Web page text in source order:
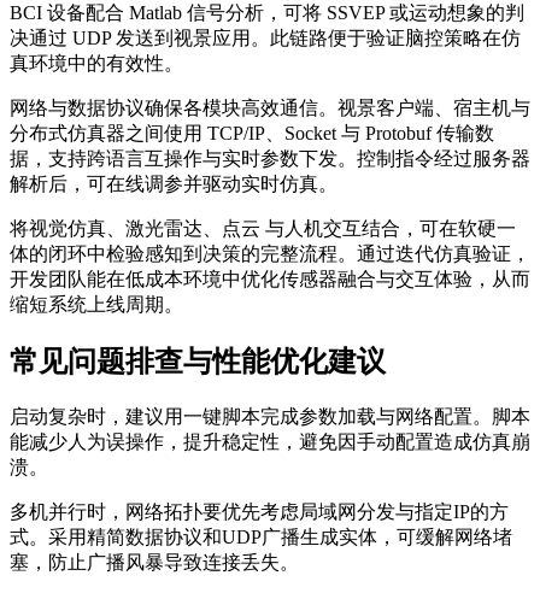
BCI 设备配合 Matlab 信号分析，可将 SSVEP 或运动想象的判
决通过 UDP 发送到视景应用。此链路便于验证脑控策略在仿
真环境中的有效性。
网络与数据协议确保各模块高效通信。视景客户端、宿主机与
分布式仿真器之间使用 TCP/IP、Socket 与 Protobuf 传输数
据，支持跨语言互操作与实时参数下发。控制指令经过服务器
解析后，可在线调参并驱动实时仿真。
将视觉仿真、激光雷达、点云 与人机交互结合，可在软硬一
体的闭环中检验感知到决策的完整流程。通过迭代仿真验证，
开发团队能在低成本环境中优化传感器融合与交互体验，从而
缩短系统上线周期。
常见问题排查与性能优化建议
启动复杂时，建议用一键脚本完成参数加载与网络配置。脚本
能减少人为误操作，提升稳定性，避免因手动配置造成仿真崩
溃。
多机并行时，网络拓扑要优先考虑局域网分发与指定IP的方
式。采用精简数据协议和UDP广播生成实体，可缓解网络堵
塞，防止广播风暴导致连接丢失。